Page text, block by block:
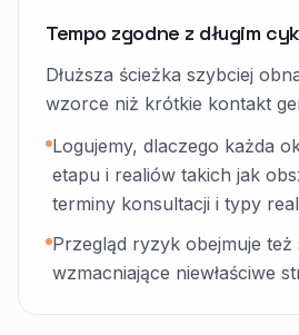
Tempo zgodne z długim
Dłuższa ścieżka szybciej
wzorce niż krótkie kontakt
Logujemy, dlaczego każda
etapu i realiów takich jak
terminy konsultacji i typy
Przegląd ryzyk obejmuje też
wzmacniające niewłaściwe